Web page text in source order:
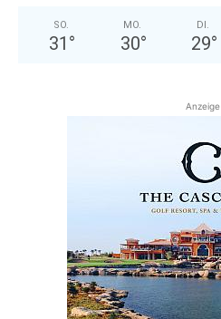
SO.
31 °
MO.
30°
DI.
29°
Anzeige